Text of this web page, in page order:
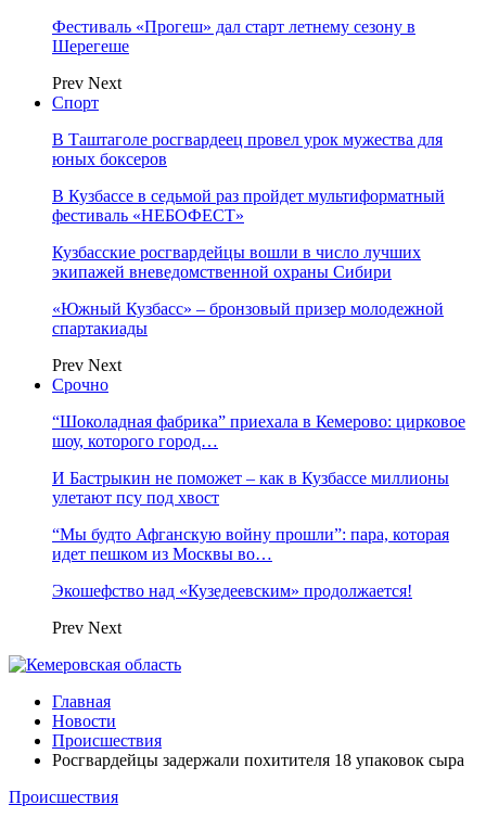
Фестиваль «Прогеш» дал старт летнему сезону в
Шерегеше
Prev Next
Спорт
В Таштаголе росгвардеец провел урок мужества для
юных боксеров
В Кузбассе в седьмой раз пройдет мультиформатный
фестиваль «НЕБОФЕСТ»
Кузбасские росгвардейцы вошли в число лучших
экипажей вневедомственной охраны Сибири
«Южный Кузбасс» – бронзовый призер молодежной
спартакиады
Prev Next
Срочно
“Шоколадная фабрика” приехала в Кемерово: цирковое
шоу, которого город…
И Бастрыкин не поможет – как в Кузбассе миллионы
улетают псу под хвост
“Мы будто Афганскую войну прошли”: пара, которая
идет пешком из Москвы во…
Экошефство над «Кузедеевским» продолжается!
Prev Next
Главная
Новости
Происшествия
Росгвардейцы задержали похитителя 18 упаковок сыра
Происшествия